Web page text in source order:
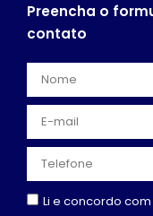
Preencha o
contato
Li e concordo com